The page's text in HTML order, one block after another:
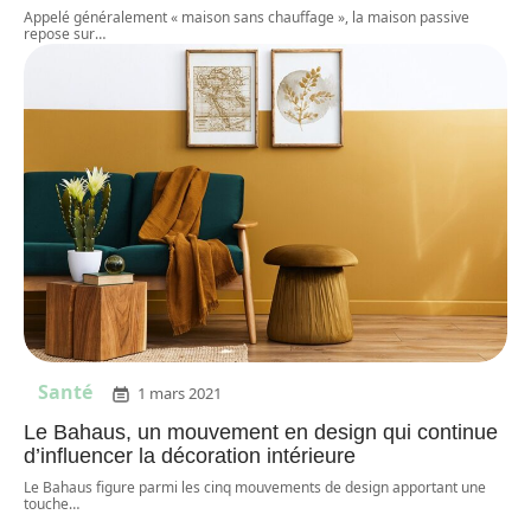
Appelé généralement « maison sans chauffage », la maison passive
repose sur…
Santé 1 mars 2021
Le Bahaus, un mouvement en design qui continue
d’influencer la décoration intérieure
Le Bahaus figure parmi les cinq mouvements de design apportant une
touche…